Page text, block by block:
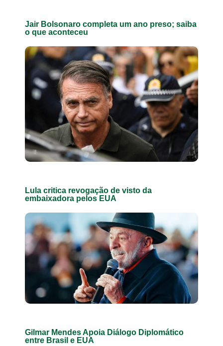
Jair Bolsonaro completa um ano preso; saiba
o que aconteceu
Lula critica revogação de visto da
embaixadora pelos EUA
Gilmar Mendes Apoia Diálogo Diplomático
entre Brasil e EUA